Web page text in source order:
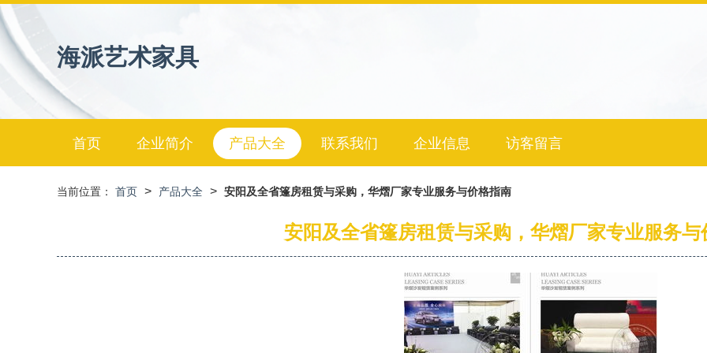
海派艺术家具
首页 企业简介 产品大全 联系我们 企业信息 访客留言
当前位置： 首页 > 产品大全 > 安阳及全省篷房租赁与采购，华熠厂家专业服务与价格指南
安阳及全省篷房租赁与采购，华熠厂家专业服务与